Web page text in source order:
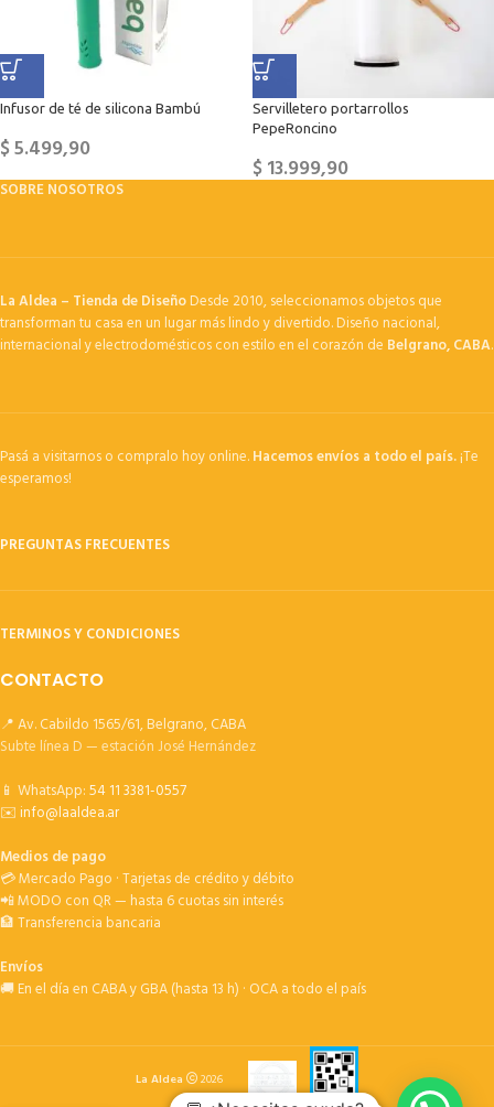
Infusor de té de silicona Bambú
$5.499,90
Servilletero portarrollos
PepeRoncino
$13.999,90
SOBRE NOSOTROS
La Aldea – Tienda de DiseñoDesde 2010, seleccionamos objetos que
transforman tu casa en un lugar más lindo y divertido. Diseño nacional,
internacional y electrodomésticos con estilo en el corazón de Belgrano, CABA.
Pasá a visitarnos o compralo hoy online.Hacemos envíos a todo el país.¡Te
esperamos!
PREGUNTAS FRECUENTES
TERMINOS Y CONDICIONES
CONTACTO
📍 Av. Cabildo 1565/61, Belgrano, CABA
Subte línea D — estación José Hernández
📱 WhatsApp:54 11 3381-0557
✉️info@laaldea.ar
Medios de pago
💳 Mercado Pago · Tarjetas de crédito y débito
📲 MODO con QR — hasta 6 cuotas sin interés
🏦 Transferencia bancaria
Envíos
🚚 En el día en CABA y GBA (hasta 13 h) · OCA a todo el país
La Aldea 2026